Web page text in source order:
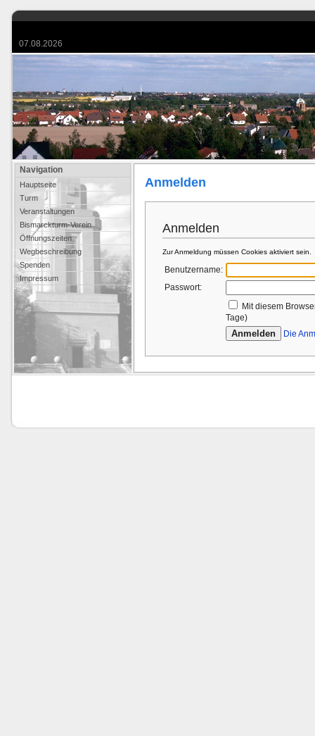
07.08.2026
Navigation
Hauptseite
Turm
Veranstaltungen
Bismarckturm-Verein
Öffnungszeiten
Wegbeschreibung
Spenden
Impressum
Anmelden
Anmelden
Zur Anmeldung müssen Cookies aktiviert sein.
Benutzername:
Passwort:
Mit diesem
Tage)
Die